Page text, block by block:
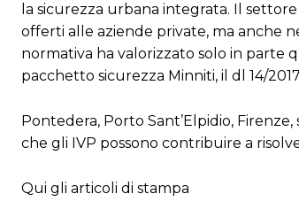
la sicurezza urbana integrata. Il
offerti alle aziende private, ma anche
normativa ha valorizzato solo in parte
pacchetto sicurezza Minniti, il dl 14/
Pontedera, Porto Sant’Elpidio,
che gli IVP possono contribuire a
Qui gli articoli di stampa